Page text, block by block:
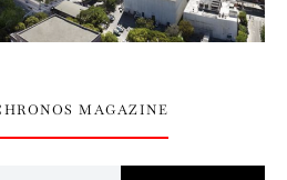
MAGAZINE